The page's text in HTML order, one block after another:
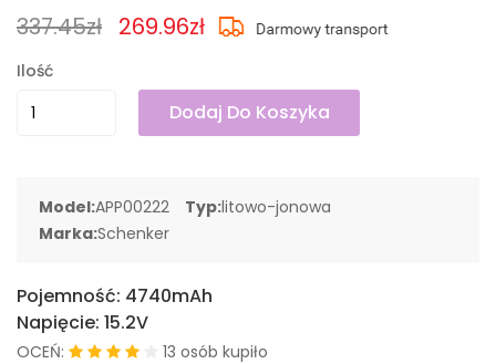
337.45zł 269.96zł
Ilość
Dodaj Do Koszyka
Model:APP00222 Typ:litowo-jonowa
Marka:Schenker
Pojemność: 4740mAh
Napięcie: 15.2V
OCEŃ:
13 osób kupiło